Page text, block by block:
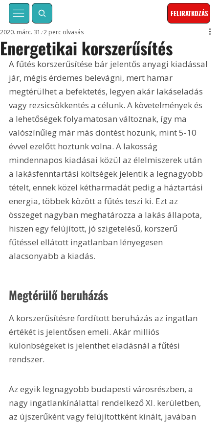
FELIRATKOZÁS
Energetikai korszerűsítés
2020. márc. 31. 2 perc olvasás
A fűtés korszerűsítése bár jelentős anyagi kiadással
jár, mégis érdemes belevágni, mert hamar
megtérülhet a befektetés, legyen akár lakáseladás
vagy rezsicsökkentés a célunk. A követelmények és
a lehetőségek folyamatosan változnak, így ma
valószínűleg már más döntést hozunk, mint 5-10
évvel ezelőtt hoztunk volna. A lakosság
mindennapos kiadásai közül az élelmiszerek után
a lakásfenntartási költségek jelentik a legnagyobb
tételt, ennek közel kétharmadát pedig a háztartási
energia, többek között a fűtés teszi ki. Ezt az
összeget nagyban meghatározza a lakás állapota,
hiszen egy felújított, jó szigetelésű, korszerű
fűtéssel ellátott ingatlanban lényegesen
alacsonyabb a kiadás.
Megtérülő beruházás
A korszerűsítésre fordított beruházás az ingatlan
értékét is jelentősen emeli. Akár milliós
különbségeket is jelenthet eladásnál a fűtési
rendszer.
Az egyik legnagyobb budapesti városrészben, a
nagy ingatlankínálattal rendelkező XI. kerületben,
az újszerűként vagy felújítottként kínált, javában